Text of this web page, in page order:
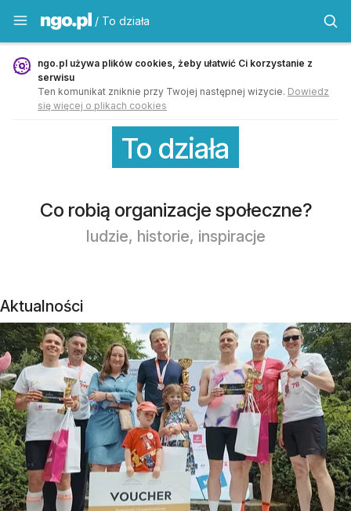
To działa - ngo.pl
/ To działa
ngo.pl używa plików cookies, żeby ułatwić Ci korzystanie z
serwisu
Ten komunikat zniknie przy Twojej następnej wizycie. Dowiedz
się więcej o plikach cookies
To działa
Co robią organizacje społeczne?
ludzie, historie, inspiracje
Aktualności